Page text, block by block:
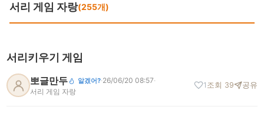
서리 게임 자랑(255개)
서리키우기 게임
뽀글만두 알겠어?·26/06/20 08:57·
서리 게임 자랑
1 조회 39 공유